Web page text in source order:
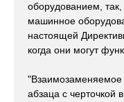
оборудованием,
машинное
настоящей
когда они могут
"Взаимозаменяемое
абзаца с черточкой